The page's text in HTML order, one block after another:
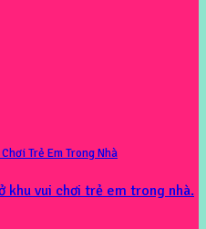
Trẻ Em Trong Nhà
khu vui chơi trẻ em trong nhà.